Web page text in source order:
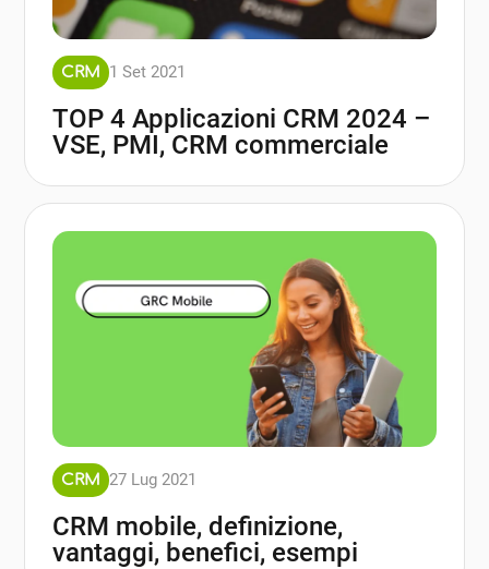
CRM 1 Set 2021
TOP 4 Applicazioni CRM 2024 –
VSE, PMI, CRM commerciale
CRM 27 Lug 2021
CRM mobile, definizione,
vantaggi, benefici, esempi